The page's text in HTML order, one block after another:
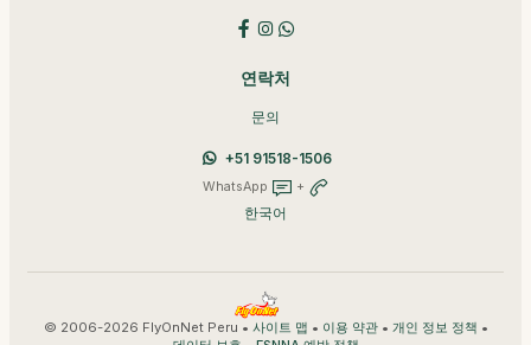
연락처
문의
+51 91518-1506
WhatsApp +
한국어
© 2006-2026 FlyOnNet Peru • 사이트 맵 • 이용 약관• 개인 정보 정책 •